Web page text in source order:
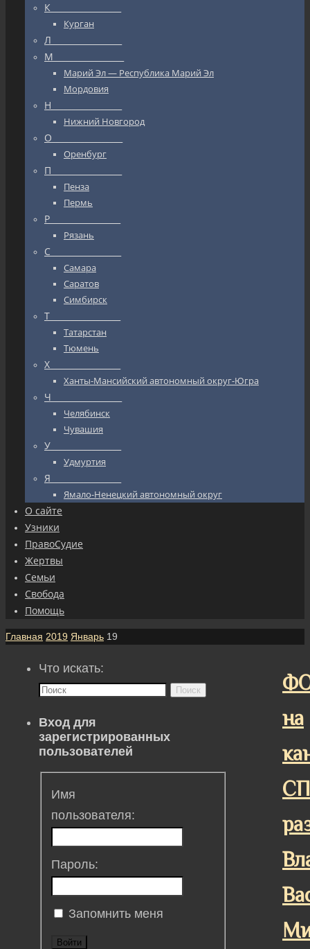
К_________________
Курган
Л_________________
М_________________
Марий Эл — Республика Марий Эл
Мордовия
Н_________________
Нижний Новгород
О_________________
Оренбург
П_________________
Пенза
Пермь
Р_________________
Рязань
С_________________
Самара
Саратов
Симбирск
Т_________________
Татарстан
Тюмень
Х_________________
Ханты-Мансийский автономный округ-Югра
Ч_________________
Челябинск
Чувашия
У_________________
Удмуртия
Я_________________
Ямало-Ненецкий автономный округ
О сайте
Узники
ПравоСудие
Жертвы
Семьи
Свобода
Помощь
Главная 2019 Январь 19
на
Что искать:
Поиск
Вход для
зарегистрированных
пользователей
Имя
пользователя:
Пароль:
Запомнить меня
Войти